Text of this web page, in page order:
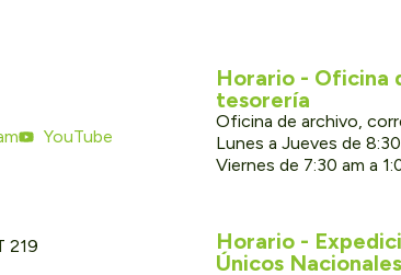
YouTube
219
Horario - Oficina
tesorería
Oficina de archivo,
Lunes a Jueves de
Viernes de 7:30 am a
Horario -
Únicos Nacionales